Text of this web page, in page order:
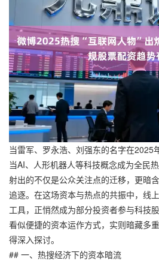
当雷军、罗永浩、刘强东的名字在2025
当AI、人形机器人等科技概念成为全民
射出的不仅是公众关注点的迁移，更暗
追逐。在这场资本与热点的共振中，线
工具，正悄然成为部分投资者参与科技
看似便捷的资本运作方式，实则暗藏多
得深入探讨。
## 一、热搜经济下的资本暗流